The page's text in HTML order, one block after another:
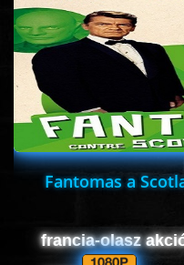
ÉLŐ ADÁSOK (LIVE)
SOROZAT
KARÁCSONYI FILMEK
PC-GAME
Fantomas a
francia-olasz